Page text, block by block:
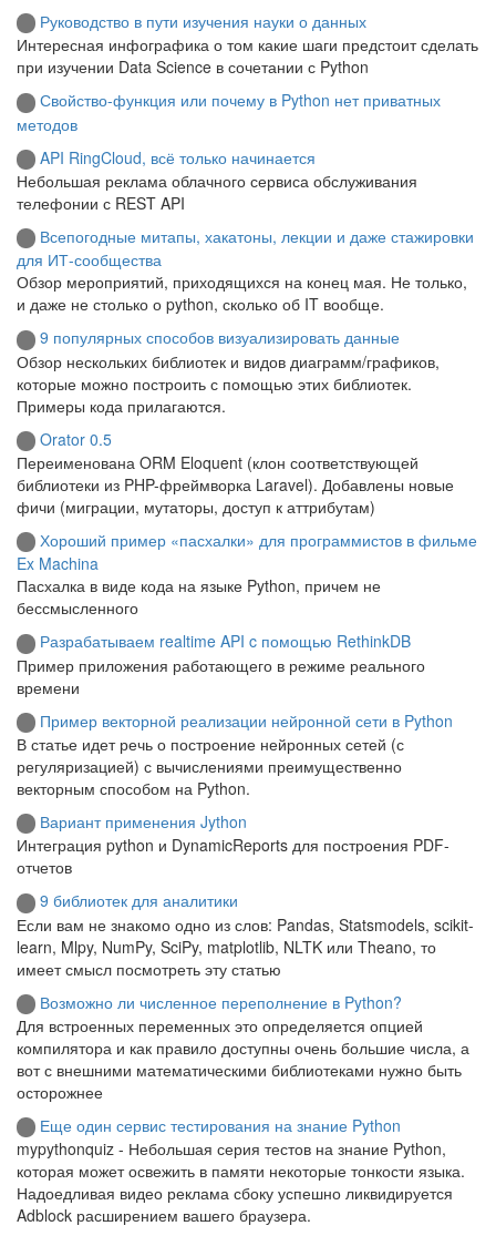
Руководство в пути изучения науки о данных
Интересная инфографика о том какие шаги предстоит сделать
при изучении Data Science в сочетании с Python
Свойство-функция или почему в Python нет приватных
методов
API RingCloud, всё только начинается
Небольшая реклама облачного сервиса обслуживания
телефонии с REST API
Всепогодные митапы, хакатоны, лекции и даже стажировки
для ИТ-сообщества
Обзор мероприятий, приходящихся на конец мая. Не только,
и даже не столько о python, сколько об IT вообще.
9 популярных способов визуализировать данные
Обзор нескольких библиотек и видов диаграмм/графиков,
которые можно построить с помощью этих библиотек.
Примеры кода прилагаются.
Orator 0.5
Переименована ORM Eloquent (клон соответствующей
библиотеки из PHP-фреймворка Laravel). Добавлены новые
фичи (миграции, мутаторы, доступ к аттрибутам)
Хороший пример «пасхалки» для программистов в фильме
Ex Machina
Пасхалка в виде кода на языке Python, причем не
бессмысленного
Разрабатываем realtime API c помощью RethinkDB
Пример приложения работающего в режиме реального
времени
Пример векторной реализации нейронной сети в Python
В статье идет речь о построение нейронных сетей (с
регуляризацией) с вычислениями преимущественно
векторным способом на Python.
Вариант применения Jython
Интеграция python и DynamicReports для построения PDF-
отчетов
9 библиотек для аналитики
Если вам не знакомо одно из слов: Pandas, Statsmodels, scikit-
learn, Mlpy, NumPy, SciPy, matplotlib, NLTK или Theano, то
имеет смысл посмотреть эту статью
Возможно ли численное переполнение в Python?
Для встроенных переменных это определяется опцией
компилятора и как правило доступны очень большие числа, а
вот с внешними математическими библиотеками нужно быть
осторожнее
Еще один сервис тестирования на знание Python
mypythonquiz - Небольшая серия тестов на знание Python,
которая может освежить в памяти некоторые тонкости языка.
Надоедливая видео реклама сбоку успешно ликвидируется
Adblock расширением вашего браузера.